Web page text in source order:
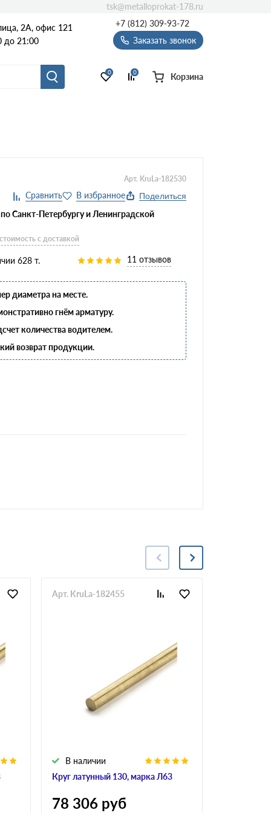
2А, офис 121
до 21:00
+7 (812) 309-93-72
Заказать звонок
0 0 Корзина
tsk@metalloprokat-178.ru
Арт. KruLa-182530
Поделиться
Санкт-Петербургу и Ленинградской
с доставкой
628 т. 11 отзывов
диаметра на месте.
гнём арматуру.
количества водителем.
возврат продукции.
Круг латунный 130, марка Л63
В наличии
Арт. KruLa-182455
78 306 руб